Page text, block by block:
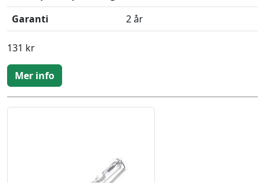
Garanti
2 år
131 kr
Mer info